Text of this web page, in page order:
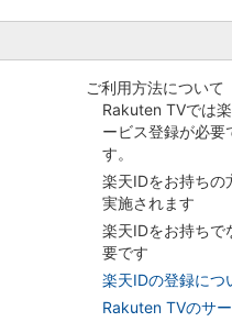
ご利用方法について
Rakuten TVでは
ービス登録が必要
す。
楽天IDをお持ち
実施されます
楽天IDをお持ち
要です
楽天IDの登録につ
Rakuten TVのサ